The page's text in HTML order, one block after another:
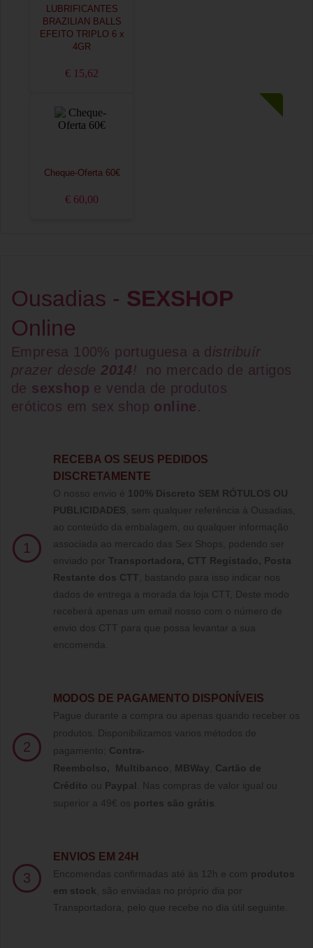
LUBRIFICANTES
BRAZILIAN BALLS
EFEITO TRIPLO 6 x
4GR
€ 15,62
Cheque-Oferta 60€
€ 60,00
Ousadias - SEXSHOP
Online
Empresa 100% portuguesa a d istribuír
prazer desde2014!
no mercado de artigos
de sexshop e venda de produtos
eróticos em sex shop online.
1
RECEBA OS SEUS PEDIDOS
DISCRETAMENTE
O nosso envio é 100% Discreto SEM RÓTULOS OU
PUBLICIDADES , sem qualquer referência à Ousadias,
ao conteúdo da embalagem, ou qualquer informação
associada ao mercado das Sex Shops, podendo ser
enviado por Transportadora, CTT Registado, Posta
Restante dos CTT , bastando para isso indicar nos
dados de entrega a morada da loja CTT, Deste modo
receberá apenas um email nosso com o número de
envio dos CTT para que possa levantar a sua
encomenda.
2
MODOS DE PAGAMENTO DISPONÍVEIS
Pague durante a compra ou apenas quando receber os
produtos. Disponibilizamos varios métodos de
pagamento; Contra-
Reembolso, Multibanco MBWay
Cartão de
Crédito ou Paypal
Nas compras de valor igual ou
superior a 49€ os portes são grátis
3
ENVIOS EM 24H
Encomendas confirmadas até às 12h e com produtos
em stock , são enviadas no próprio dia por
Transportadora, pelo que recebe no dia útil seguinte.